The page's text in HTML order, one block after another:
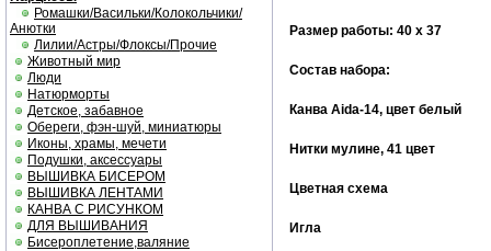
Ромашки/Васильки/Колокольчики/
Анютки
Лилии/Астры/Флоксы/Прочие
Животный мир
Люди
Натюрморты
Детское, забавное
Обереги, фэн-шуй, миниатюры
Иконы, храмы, мечети
Подушки, аксессуары
ВЫШИВКА БИСЕРОМ
ВЫШИВКА ЛЕНТАМИ
КАНВА С РИСУНКОМ
ДЛЯ ВЫШИВАНИЯ
Бисероплетение,валяние
Размер работы: 40 х 37
Состав набора:
Канва Aida-14, цвет белый
Нитки мулине, 41 цвет
Цветная схема
Игла